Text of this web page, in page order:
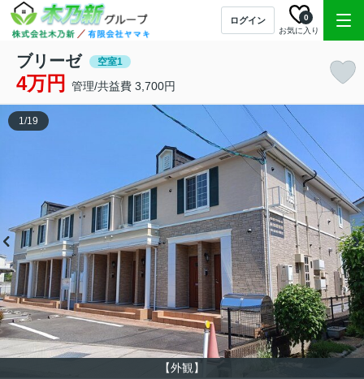
ログイン
お気に入り
0
ブリーゼ 空室1
4万円 管理/共益費 3,700円
【外観】
1/19